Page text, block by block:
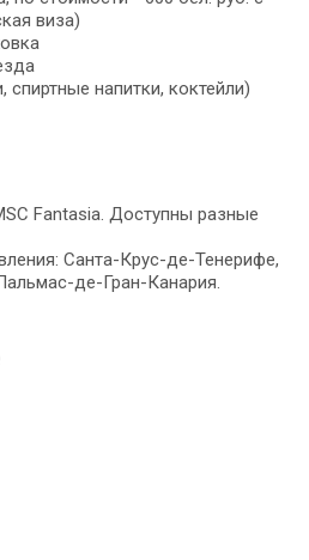
виза)
спиртные напитки, коктейли)
Fantasia. Доступны разные
Санта-Крус-де-Тенерифе,
де-Гран-Канария.